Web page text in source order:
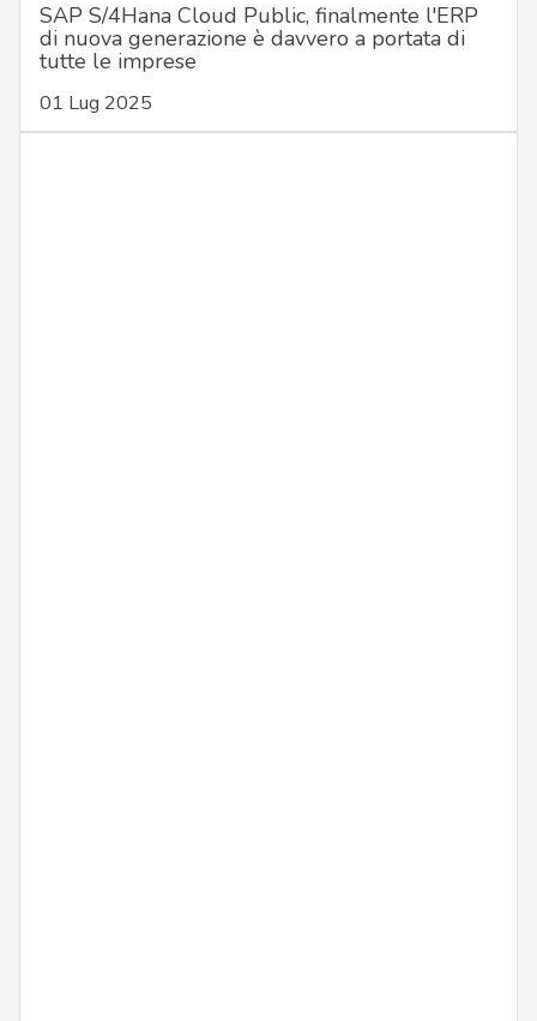
SAP S/4Hana Cloud Public, finalmente l'ERP
di nuova generazione è davvero a portata di
tutte le imprese
01 Lug 2025